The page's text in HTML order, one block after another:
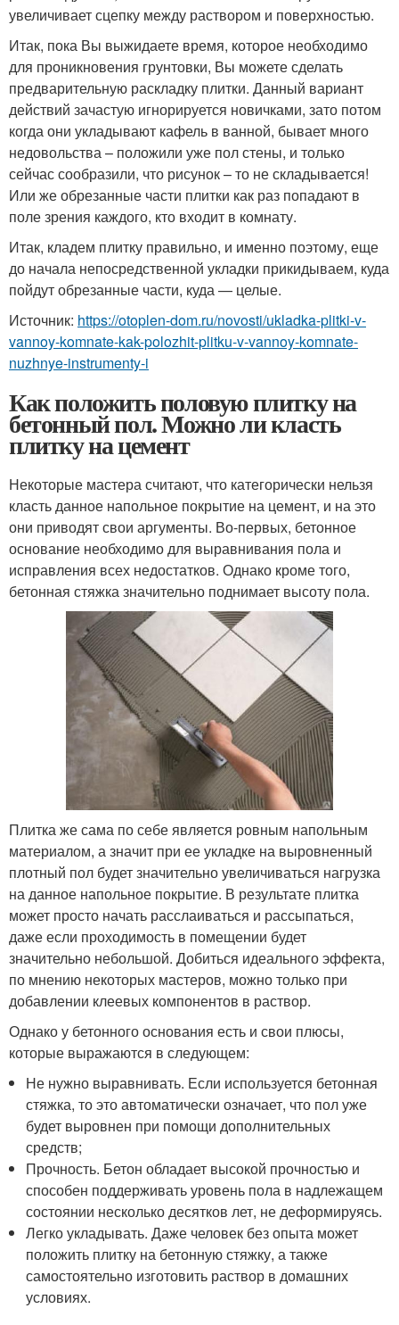
увеличивает сцепку между раствором и поверхностью.
Итак, пока Вы выжидаете время, которое необходимо
для проникновения грунтовки, Вы можете сделать
предварительную раскладку плитки. Данный вариант
действий зачастую игнорируется новичками, зато потом
когда они укладывают кафель в ванной, бывает много
недовольства – положили уже пол стены, и только
сейчас сообразили, что рисунок – то не складывается!
Или же обрезанные части плитки как раз попадают в
поле зрения каждого, кто входит в комнату.
Итак, кладем плитку правильно, и именно поэтому, еще
до начала непосредственной укладки прикидываем, куда
пойдут обрезанные части, куда — целые.
Источник: https://otoplen-dom.ru/novosti/ukladka-plitki-v-
vannoy-komnate-kak-polozhit-plitku-v-vannoy-komnate-
nuzhnye-instrumenty-i
Как положить половую плитку на
бетонный пол. Можно ли класть
плитку на цемент
Некоторые мастера считают, что категорически нельзя
класть данное напольное покрытие на цемент, и на это
они приводят свои аргументы. Во-первых, бетонное
основание необходимо для выравнивания пола и
исправления всех недостатков. Однако кроме того,
бетонная стяжка значительно поднимает высоту пола.
Плитка же сама по себе является ровным напольным
материалом, а значит при ее укладке на выровненный
плотный пол будет значительно увеличиваться нагрузка
на данное напольное покрытие. В результате плитка
может просто начать расслаиваться и рассыпаться,
даже если проходимость в помещении будет
значительно небольшой. Добиться идеального эффекта,
по мнению некоторых мастеров, можно только при
добавлении клеевых компонентов в раствор.
Однако у бетонного основания есть и свои плюсы,
которые выражаются в следующем:
Не нужно выравнивать. Если используется бетонная
стяжка, то это автоматически означает, что пол уже
будет выровнен при помощи дополнительных
средств;
Прочность. Бетон обладает высокой прочностью и
способен поддерживать уровень пола в надлежащем
состоянии несколько десятков лет, не деформируясь.
Легко укладывать. Даже человек без опыта может
положить плитку на бетонную стяжку, а также
самостоятельно изготовить раствор в домашних
условиях.